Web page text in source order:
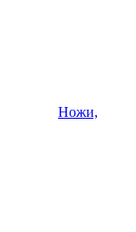
Ножи,